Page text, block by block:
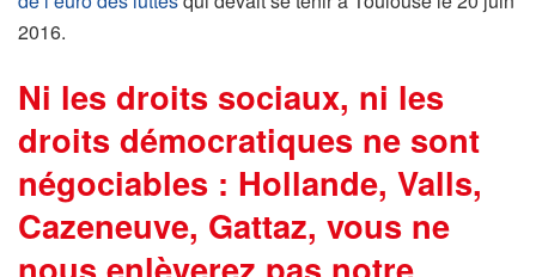
2016.
Ni les droits sociaux, ni les
droits démocratiques ne sont
négociables : Hollande, Valls,
Cazeneuve, Gattaz, vous ne
nous enlèverez pas notre